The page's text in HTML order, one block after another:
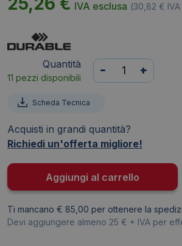
IVA esclusa (30,82 €
Quantità
11 pezzi disponibili
Segnaletica
da
Impronta
DURABLE
RAL
1003
Giallo
90mm
x
240
- +
Scheda Tecnica
Acquisti in grandi quantità?
Richiedi un'offerta migliore!
Aggiungi al carrello
Ti mancano € 85,00 per ottenere la
Devi aggiungere almeno 25 € + IVA per